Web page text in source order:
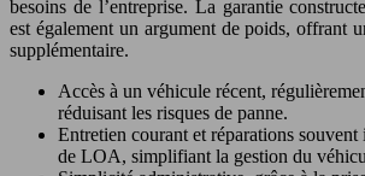
besoins de l’entreprise. La garantie
est également un argument de poids, offrant
supplémentaire.
Accès à un véhicule récent,
réduisant les risques de panne.
Entretien courant et réparations
de LOA, simplifiant la gestion du